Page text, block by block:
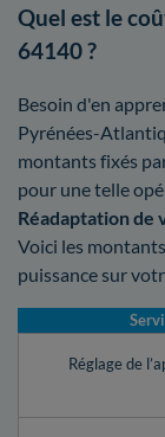
Quel est le
64140 ?
Besoin d'en
Pyrénées-
montants fixés
pour une telle
Réadaptation de
Voici les
puissance sur
Réglage de